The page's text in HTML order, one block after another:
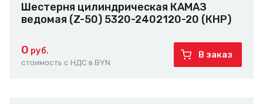
Шестерня цилиндрическая КАМАЗ
ведомая (Z-50) 5320-2402120-20 (КНР)
0 руб.
стоимость с НДС в BYN
В заказ